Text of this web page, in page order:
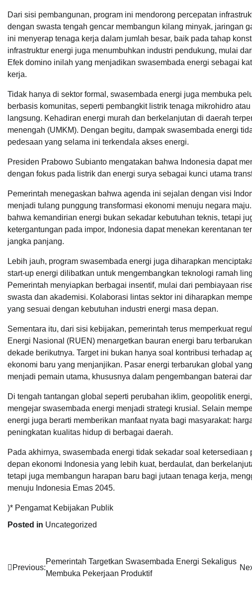
Dari sisi pembangunan, program ini mendorong percepatan
dengan swasta tengah gencar membangun kilang minyak, jaringan
ini menyerap tenaga kerja dalam jumlah besar, baik pada tahap
infrastruktur energi juga menumbuhkan industri pendukung, mulai
Efek domino inilah yang menjadikan swasembada energi sebagai
kerja.
Tidak hanya di sektor formal, swasembada energi juga membuka
berbasis komunitas, seperti pembangkit listrik tenaga mikrohidro
langsung. Kehadiran energi murah dan berkelanjutan di daerah
menengah (UMKM). Dengan begitu, dampak swasembada energi
pedesaan yang selama ini terkendala akses energi.
Presiden Prabowo Subianto mengatakan bahwa Indonesia dapat
dengan fokus pada listrik dan energi surya sebagai kunci utama
Pemerintah menegaskan bahwa agenda ini sejalan dengan visi
menjadi tulang punggung transformasi ekonomi menuju negara
bahwa kemandirian energi bukan sekadar kebutuhan teknis, tetapi
ketergantungan pada impor, Indonesia dapat menekan kerentanan
jangka panjang.
Lebih jauh, program swasembada energi juga diharapkan
start-up energi dilibatkan untuk mengembangkan teknologi ramah
Pemerintah menyiapkan berbagai insentif, mulai dari pembiayaan
swasta dan akademisi. Kolaborasi lintas sektor ini diharapkan
yang sesuai dengan kebutuhan industri energi masa depan.
Sementara itu, dari sisi kebijakan, pemerintah terus memperkuat
Energi Nasional (RUEN) menargetkan bauran energi baru
dekade berikutnya. Target ini bukan hanya soal kontribusi terhadap
ekonomi baru yang menjanjikan. Pasar energi terbarukan global
menjadi pemain utama, khususnya dalam pengembangan baterai
Di tengah tantangan global seperti perubahan iklim, geopolitik
mengejar swasembada energi menjadi strategi krusial. Selain
energi juga berarti memberikan manfaat nyata bagi masyarakat:
peningkatan kualitas hidup di berbagai daerah.
Pada akhirnya, swasembada energi tidak sekadar soal
depan ekonomi Indonesia yang lebih kuat, berdaulat, dan
tetapi juga membangun harapan baru bagi jutaan tenaga kerja,
menuju Indonesia Emas 2045.
)* Pengamat Kebijakan Publik
Posted in Uncategorized
Navigasi
Previous:
Pemerintah Targetkan Swasembada Energi Sekaligus
Membuka Pekerjaan Produktif